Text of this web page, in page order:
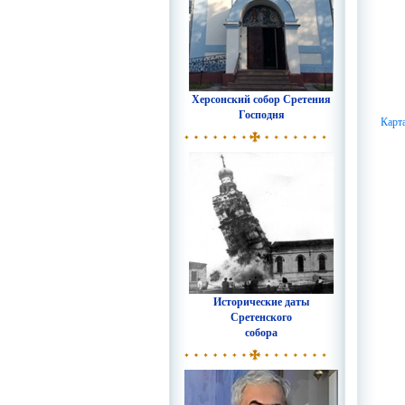
Херсонский собор Сретения
Господня
Исторические даты
Сретенского
собора